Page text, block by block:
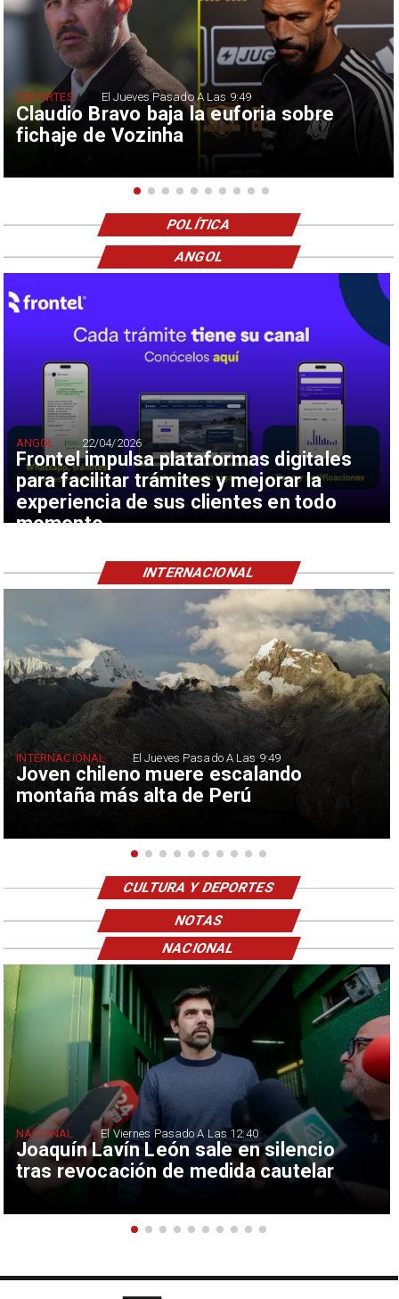
Claudio Bravo baja la euforia sobre
fichaje de Vozinha
DEPORTES El Jueves Pasado A Las 9:49
POLÍTICA
Frontel impulsa plataformas digitales
para facilitar trámites y mejorar la
experiencia de sus clientes en todo
momento
ANGOL 22/04/2026
ANGOL
Joven chileno muere escalando
montaña más alta de Perú
INTERNACIONAL El Jueves Pasado A Las 9:49
INTERNACIONAL
CULTURA Y DEPORTES
NOTAS
Joaquín Lavín León sale en silencio
tras revocación de medida cautelar
NACIONAL El Viernes Pasado A Las 12:40
NACIONAL